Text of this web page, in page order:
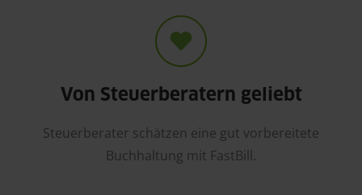
Von Steuerberatern geliebt
Steuerberater schätzen eine gut vorbereitete
Buchhaltung mit FastBill.